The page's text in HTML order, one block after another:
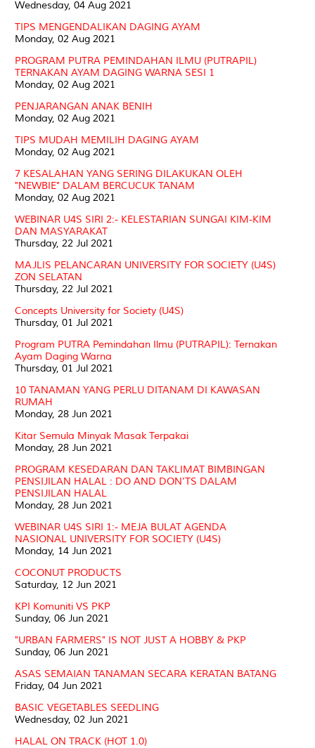
Wednesday, 04 Aug 2021
TIPS MENGENDALIKAN DAGING AYAM
Monday, 02 Aug 2021
PROGRAM PUTRA PEMINDAHAN ILMU (PUTRAPIL)
TERNAKAN AYAM DAGING WARNA SESI 1
Monday, 02 Aug 2021
PENJARANGAN ANAK BENIH
Monday, 02 Aug 2021
TIPS MUDAH MEMILIH DAGING AYAM
Monday, 02 Aug 2021
7 KESALAHAN YANG SERING DILAKUKAN OLEH
"NEWBIE" DALAM BERCUCUK TANAM
Monday, 02 Aug 2021
WEBINAR U4S SIRI 2:- KELESTARIAN SUNGAI KIM-KIM
DAN MASYARAKAT
Thursday, 22 Jul 2021
MAJLIS PELANCARAN UNIVERSITY FOR SOCIETY (U4S)
ZON SELATAN
Thursday, 22 Jul 2021
Concepts University for Society (U4S)
Thursday, 01 Jul 2021
Program PUTRA Pemindahan Ilmu (PUTRAPIL): Ternakan
Ayam Daging Warna
Thursday, 01 Jul 2021
10 TANAMAN YANG PERLU DITANAM DI KAWASAN
RUMAH
Monday, 28 Jun 2021
Kitar Semula Minyak Masak Terpakai
Monday, 28 Jun 2021
PROGRAM KESEDARAN DAN TAKLIMAT BIMBINGAN
PENSIJILAN HALAL : DO AND DON'TS DALAM
PENSIJILAN HALAL
Monday, 28 Jun 2021
WEBINAR U4S SIRI 1:- MEJA BULAT AGENDA
NASIONAL UNIVERSITY FOR SOCIETY (U4S)
Monday, 14 Jun 2021
COCONUT PRODUCTS
Saturday, 12 Jun 2021
KPI Komuniti VS PKP
Sunday, 06 Jun 2021
"URBAN FARMERS" IS NOT JUST A HOBBY & PKP
Sunday, 06 Jun 2021
ASAS SEMAIAN TANAMAN SECARA KERATAN BATANG
Friday, 04 Jun 2021
BASIC VEGETABLES SEEDLING
Wednesday, 02 Jun 2021
HALAL ON TRACK (HOT 1.0)